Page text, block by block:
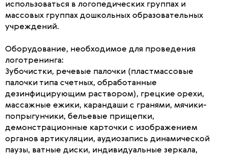
использоваться в логопедических группах и
массовых группах дошкольных образовательных
учреждений.
Оборудование, необходимое для проведения
логотренинга:
Зубочистки, речевые палочки (пластмассовые
палочки типа счетных, обработанные
дезинфицирующим раствором), грецкие орехи,
массажные ежики, карандаши с гранями, мячики-
попрыгунчики, бельевые прищепки,
демонстрационные карточки с изображением
органов артикуляции, аудиозапись динамической
паузы, ватные диски, индивидуальные зеркала,